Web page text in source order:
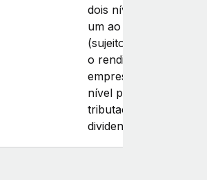
dois níveis de
um ao nível da
(sujeito ao imposto
o rendimento das
empresas) e outro ao
nível pessoal (para a
tributação do salário
dividendos).